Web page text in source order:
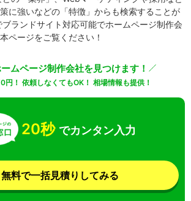
に強いなどの「特徴」からも検索することが
ランドサイト対応可能でホームページ制作会
ページをご覧ください！
ムページ制作会社を見つけます！
円！ 依頼しなくてもOK！ 相場情報も提供！
20秒 でカンタン入力
無料で一括見積りしてみる